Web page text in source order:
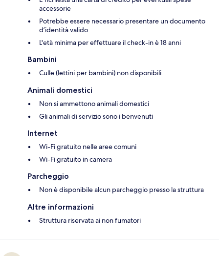
accessorie
Potrebbe essere necessario presentare un documento
d’identità valido
L'età minima per effettuare il check-in è 18 anni
Bambini
Culle (lettini per bambini) non disponibili.
Animali domestici
Non si ammettono animali domestici
Gli animali di servizio sono i benvenuti
Internet
Wi-Fi gratuito nelle aree comuni
Wi-Fi gratuito in camera
Parcheggio
Non è disponibile alcun parcheggio presso la struttura
Altre informazioni
Struttura riservata ai non fumatori